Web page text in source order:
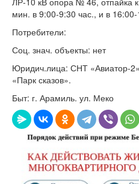
мин. в 9:00-9:30 час., и в
Потребители:
Соц. знач. объекты: нет
Юридич.лица: СНТ «Авиатор-
«Парк сказов».
Быт: г. Арамиль. ул. Меко